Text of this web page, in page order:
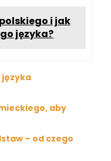
i jak
języka?
aby
– od czego